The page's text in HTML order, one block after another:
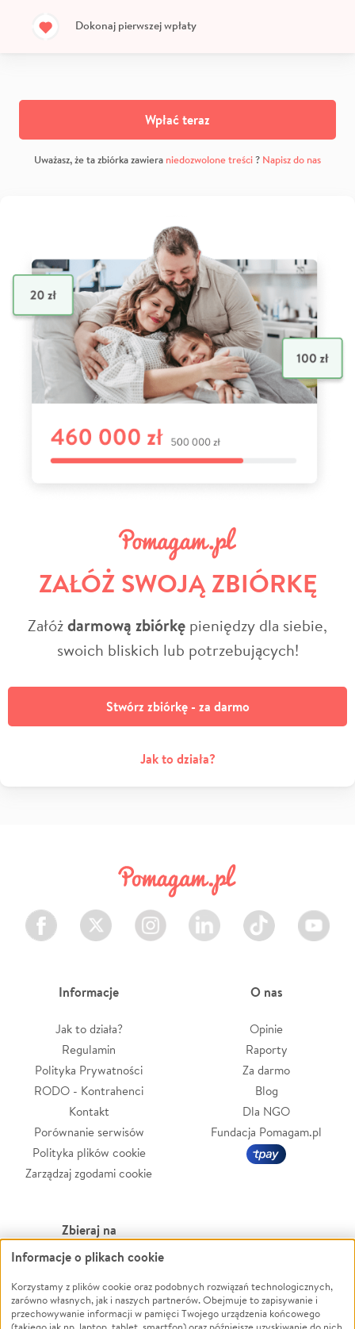
Dokonaj pierwszej wpłaty
Wpłać teraz
Uważasz, że ta zbiórka zawiera niedozwolone treści? Napisz do nas
ZAŁÓŻ SWOJĄ ZBIÓRKĘ
Załóżdarmową zbiórkę pieniędzy dla siebie,
swoich bliskich lub potrzebujących!
Stwórz zbiórkę - za darmo
Jak to działa?
Facebook Twitter Instagram LinkedIn TikTok Youtube
Informacje
Jak to działa?
Regulamin
Polityka Prywatności
RODO - Kontrahenci
Kontakt
Porównanie serwisów
Polityka plików cookie
Zarządzaj zgodami cookie
O nas
Opinie
Raporty
Za darmo
Blog
Dla NGO
Fundacja Pomagam.pl
Zbieraj na
Leczenie
Zwierzęta
Pożar
Powódź
Wichura
Informacje o plikach cookie
Korzystamy z plików cookie oraz podobnych rozwiązań technologicznych,
zarówno własnych, jak i naszych partnerów. Obejmuje to zapisywanie i
przechowywanie informacji w pamięci Twojego urządzenia końcowego